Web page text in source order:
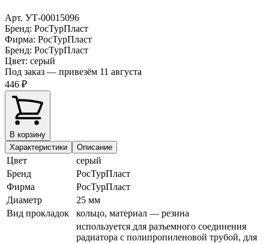
Арт. УТ-00015096
Бренд: РосТурПласт
Фирма: РосТурПласт
Бренд: РосТурПласт
Цвет: серый
Под заказ — привезём 11 августа
446 ₽
В корзину
Характеристики
Описание
Цвет
серый
Бренд
РосТурПласт
Фирма
РосТурПласт
Диаметр
25 мм
Вид прокладок
кольцо, материал — резина
используется для разъемного соединения
радиатора с полипропиленовой трубой, для